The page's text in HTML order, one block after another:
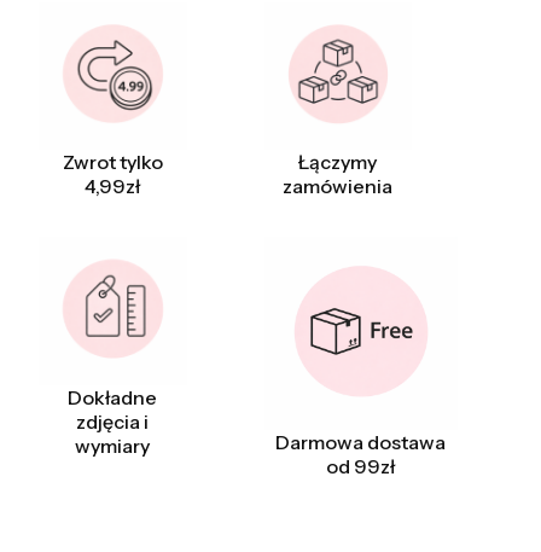
Zwrot tylko
4,99zł
Łączymy
zamówienia
Dokładne
zdjęcia i
wymiary
Darmowa dostawa
od 99zł